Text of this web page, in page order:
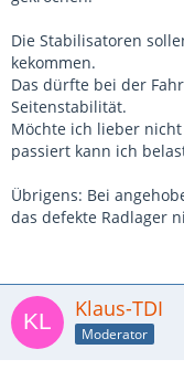
Die Stabilisatoren
kekommen.
Das dürfte bei der
Seitenstabilität.
Möchte ich lieber
passiert kann ich
Übrigens: Bei
das defekte Radlager
Klaus-TDI
Moderator